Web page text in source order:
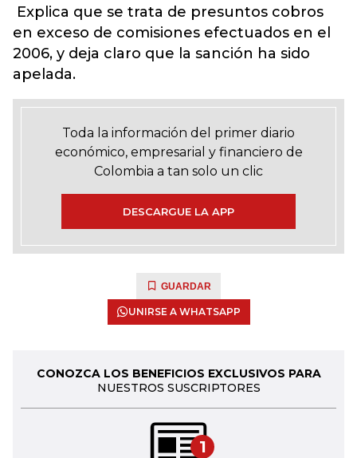
Explica que se trata de presuntos cobros
en exceso de comisiones efectuados en el
2006, y deja claro que la sanción ha sido
apelada.
Toda la información del primer diario
económico, empresarial y financiero de
Colombia a tan solo un clic
DESCARGUE LA APP
GUARDAR
UNIRSE A WHATSAPP
CONOZCA LOS BENEFICIOS EXCLUSIVOS PARA
NUESTROS SUSCRIPTORES
1